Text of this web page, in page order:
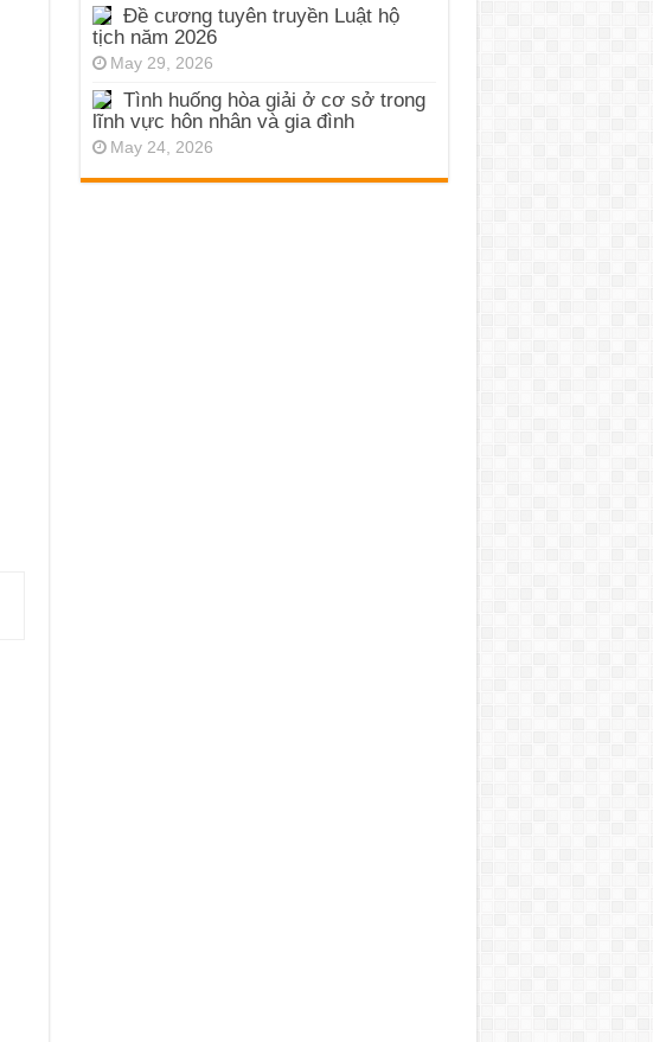
Đề cương tuyên truyền Luật hộ
tịch năm 2026
May 29, 2026
Tình huống hòa giải ở cơ sở trong
lĩnh vực hôn nhân và gia đình
May 24, 2026